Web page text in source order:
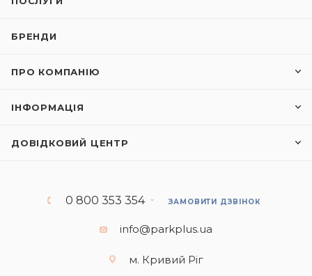
БРЕНДИ
ПРО КОМПАНІЮ
ІНФОРМАЦІЯ
ДОВІДКОВИЙ ЦЕНТР
0 800 353 354 ЗАМОВИТИ ДЗВІНОК
info@parkplus.ua
м. Кривий Ріг